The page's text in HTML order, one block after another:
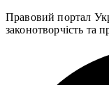
Правовий портал
законотворчість та